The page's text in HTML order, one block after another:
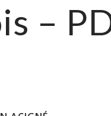
–